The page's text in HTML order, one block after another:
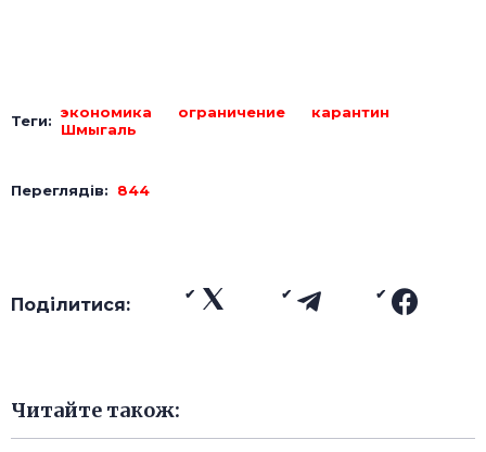
Теги: экономика ограничение
карантин
Шмыгаль
Переглядів: 844
Поділитися:
Читайте також: